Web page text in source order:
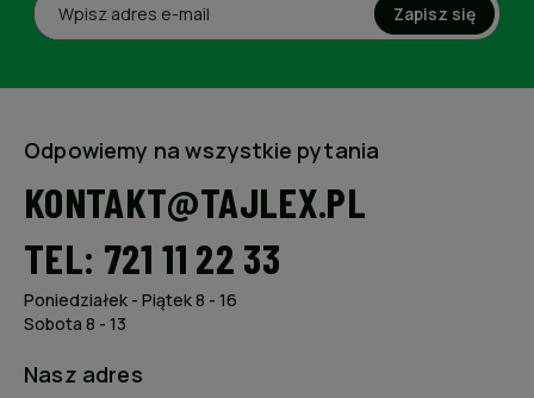
Zapisz się
Odpowiemy na wszystkie pytania
KONTAKT@TAJLEX.PL
TEL: 721 11 22 33
Poniedziałek - Piątek 8 - 16
Sobota 8 - 13
Nasz adres